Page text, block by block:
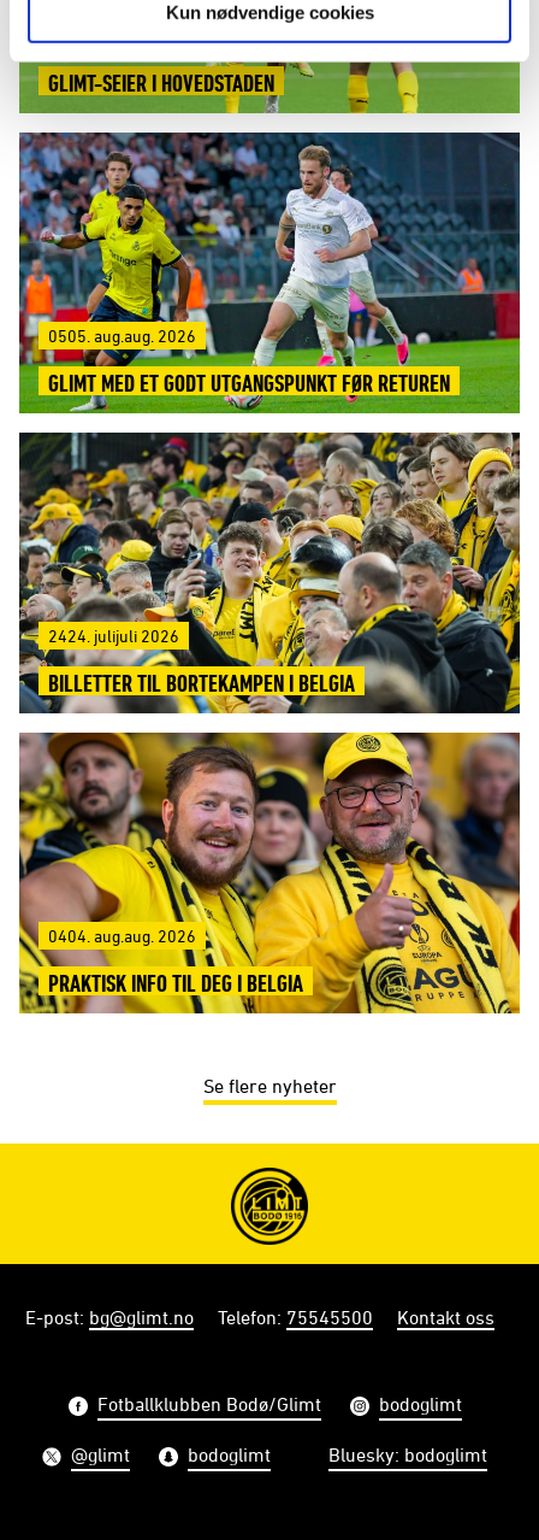
Kun nødvendige cookies
0808. aug.aug. 2026
GLIMT-SEIER I HOVEDSTADEN
0505. aug.aug. 2026
GLIMT MED ET GODT UTGANGSPUNKT FØR RETUREN
2424. julijuli 2026
BILLETTER TIL BORTEKAMPEN I BELGIA
0404. aug.aug. 2026
PRAKTISK INFO TIL DEG I BELGIA
Se flere nyheter
E-post: bg@glimt.no Telefon: 75545500 Kontakt oss
Fotballklubben Bodø/Glimt bodoglimt
@glimt bodoglimt Bluesky: bodoglimt